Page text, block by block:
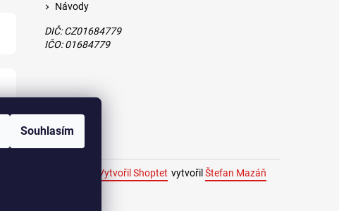
Souhlasím
Návody
DIČ: CZ01684779
IČO: 01684779
Vytvořil Shoptet vytvořil Štefan Mazáň